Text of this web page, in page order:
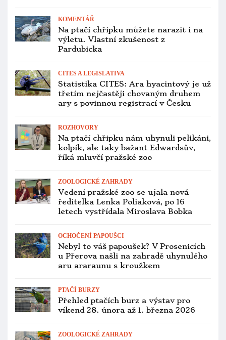
KOMENTÁŘ
Na ptačí chřipku můžete narazit i na
výletu. Vlastní zkušenost z
Pardubicka
CITES A LEGISLATIVA
Statistika CITES: Ara hyacintový je už
třetím nejčastěji chovaným druhem
ary s povinnou registrací v Česku
ROZHOVORY
Na ptačí chřipku nám uhynuli pelikáni,
kolpík, ale taky bažant Edwardsův,
říká mluvčí pražské zoo
ZOOLOGICKÉ ZAHRADY
Vedení pražské zoo se ujala nová
ředitelka Lenka Poliaková, po 16
letech vystřídala Miroslava Bobka
OCHOČENÍ PAPOUŠCI
Nebyl to váš papoušek? V Prosenicích
u Přerova našli na zahradě uhynulého
aru araraunu s kroužkem
PTAČÍ BURZY
Přehled ptačích burz a výstav pro
víkend 28. února až 1. března 2026
ZOOLOGICKÉ ZAHRADY